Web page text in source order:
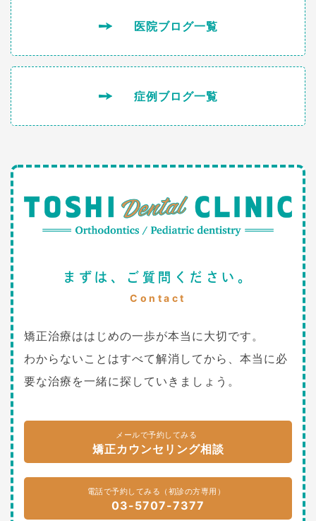
医院ブログ一覧
症例ブログ一覧
まずは、ご質問ください。
Contact
矯正治療ははじめの一歩が本当に大切です。
わからないことはすべて解消してから、本当に必
要な治療を一緒に探していきましょう。
メールで予約してみる
矯正カウンセリング相談
電話で予約してみる（初診の方専用）
03-5707-7377